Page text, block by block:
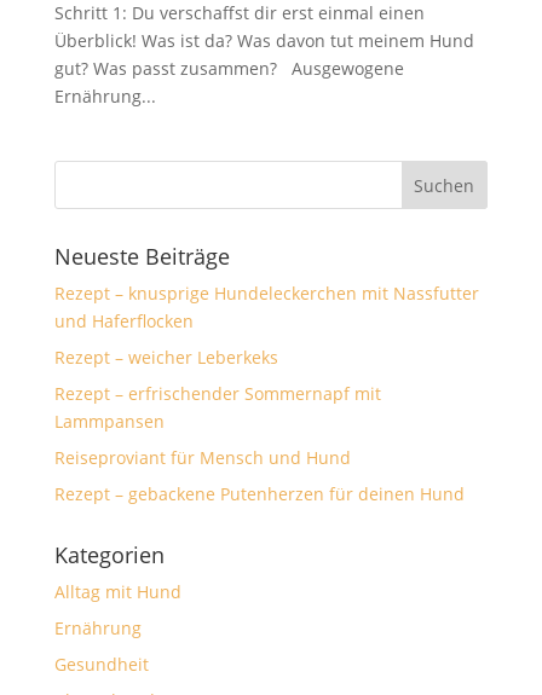
Schritt 1: Du verschaffst dir erst einmal einen
Überblick! Was ist da? Was davon tut meinem Hund
gut? Was passt zusammen? Ausgewogene
Ernährung...
Neueste Beiträge
Rezept – knusprige Hundeleckerchen mit Nassfutter
und Haferflocken
Rezept – weicher Leberkeks
Rezept – erfrischender Sommernapf mit
Lammpansen
Reiseproviant für Mensch und Hund
Rezept – gebackene Putenherzen für deinen Hund
Kategorien
Alltag mit Hund
Ernährung
Gesundheit